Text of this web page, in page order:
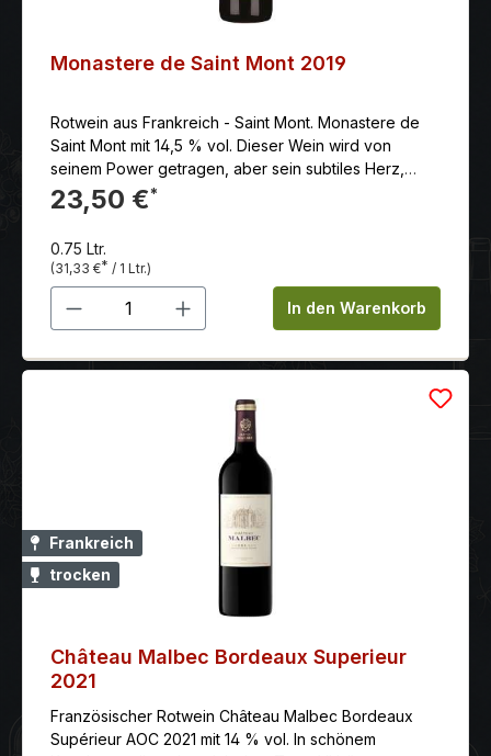
Monastere de Saint Mont 2019
Rotwein aus Frankreich - Saint Mont. Monastere de
Saint Mont mit 14,5 % vol. Dieser Wein wird von
seinem Power getragen, aber sein subtiles Herz,
reich an Früchten, ist stets präsent.
23,50 €*
0.75 Ltr.
(31,33 €* / 1 Ltr.)
Produkt Anzahl: Gib denIn den Warenkorb
Frankreich
trocken
Château Malbec Bordeaux Superieur
2021
Französischer Rotwein Château Malbec Bordeaux
Supérieur AOC 2021 mit 14 % vol. In schönem